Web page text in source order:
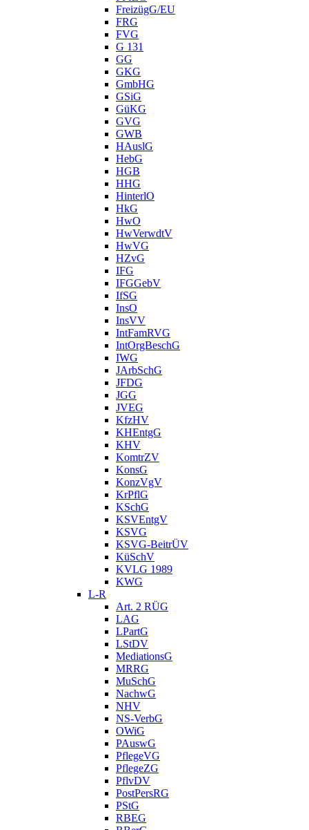
FreizügG/EU
FRG
FVG
G 131
GG
GKG
GmbHG
GSiG
GüKG
GVG
GWB
HAuslG
HebG
HGB
HHG
HinterlO
HkG
HwO
HwVerwdtV
HwVG
HZvG
IFG
IFGGebV
IfSG
InsO
InsVV
IntFamRVG
IntOrgBeschG
IWG
JArbSchG
JFDG
JGG
JVEG
KfzHV
KHEntgG
KHV
KomtrZV
KonsG
KonzVgV
KrPflG
KSchG
KSVEntgV
KSVG
KSVG-BeitrÜV
KüSchV
KVLG 1989
KWG
L-R
Art. 2 RÜG
LAG
LPartG
LStDV
MediationsG
MRRG
MuSchG
NachwG
NHV
NS-VerbG
OWiG
PAuswG
PflegeVG
PflegeZG
PflvDV
PostPersRG
PStG
RBEG